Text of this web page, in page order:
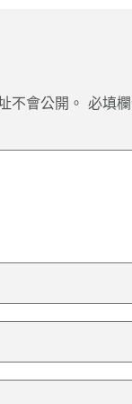
不會公開。 必填